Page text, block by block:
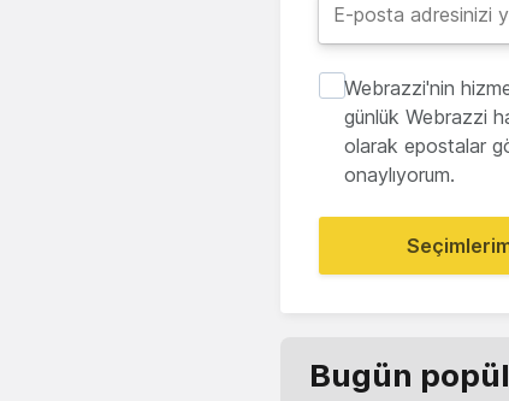
Webrazzi'nin
günlük Webrazzi
olarak epostalar
onaylıyorum.
Bugün